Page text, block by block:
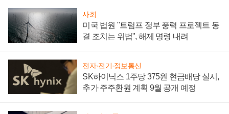
사회
미국 법원 "트럼프 정부 풍력 프로젝트 동
결 조치는 위법", 해제 명령 내려
전자·전기·정보통신
SK하이닉스 1주당 375원 현금배당 실시,
추가 주주환원 계획 9월 공개 예정